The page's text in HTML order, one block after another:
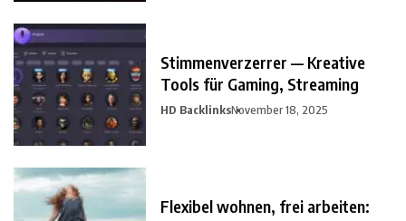
Stimmenverzerrer — Kreative
Tools für Gaming, Streaming
HD BacklinksNovember 18, 2025
Flexibel wohnen, frei arbeiten: